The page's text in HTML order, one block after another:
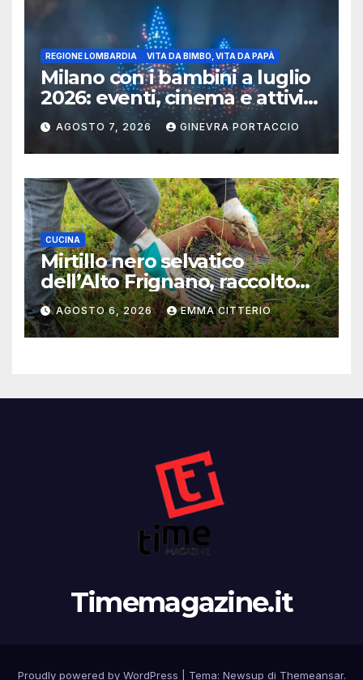
REGIONE LOMBARDIA VITA DA BIMBO, VITA DA PAPÀ
Milano con i bambini a luglio
2026: eventi, cinema e attività
per famiglie
AGOSTO 7, 2026 GINEVRA PORTACCIO
CUCINA
Mirtillo nero selvatico
dell’Alto Frignano, raccolto
buono e clima da monitorare
AGOSTO 6, 2026 EMMA CITTERIO
Timemagazine.it
Proudly powered by WordPress Tema: Newsup di Themeansar.